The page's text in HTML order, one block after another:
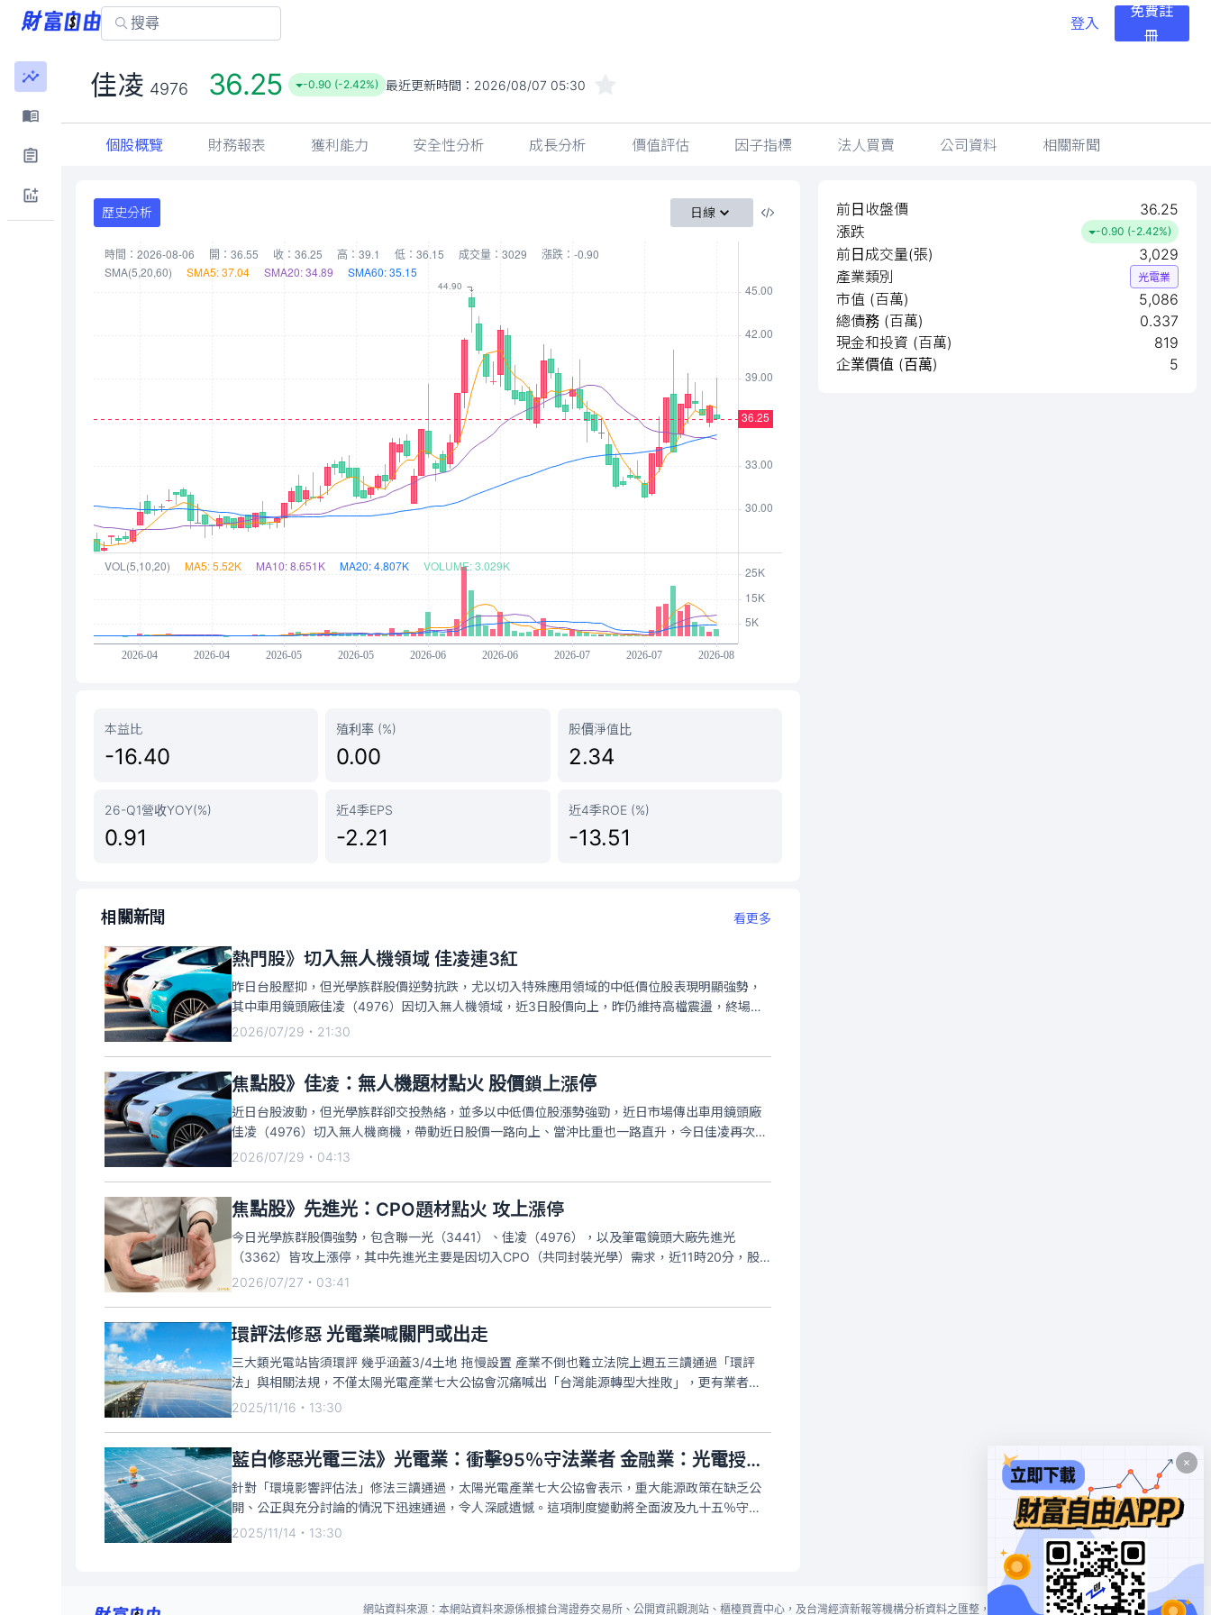
登入
免費註
冊
佳凌 4976 36.25 -0.90 (-2.42%) 最近更新時間： 2026/08/07 05:30
個股概覽 財務報表 獲利能力 安全性分析 成長分析 價值評估 因子指標 法人買賣 公司資料 相關新聞
歷史分析 日線
本益比
-16.40
殖利率 (%)
0.00
股價淨值比
2.34
26-Q1營收YOY(%)
0.91
近4季EPS
-2.21
近4季ROE (%)
-13.51
相關新聞 看更多
熱門股》切入無人機領域 佳凌連3紅
昨日台股壓抑，但光學族群股價逆勢抗跌，尤以切入特殊應用領域的中低價位股表現明顯強勢，
其中車用鏡頭廠佳凌（4976）因切入無人機領域，近3日股價向上，昨仍維持高檔震盪，終場收
在漲停價37.7元、上漲3.4元，成交量逾1.3萬張。佳凌近年營運較平淡，今年上半年累計營收
2026/07/29・21:30
焦點股》佳凌：無人機題材點火 股價鎖上漲停
近日台股波動，但光學族群卻交投熱絡，並多以中低價位股漲勢強勁，近日市場傳出車用鏡頭廠
佳凌（4976）切入無人機商機，帶動近日股價一路向上、當沖比重也一路直升，今日佳凌再次開
平走高，攻上漲停37.7元，近12時，佳凌股價上漲3.4元或9.91%，緊鎖漲停37.7元，成交量逾
2026/07/29・04:13
焦點股》先進光：CPO題材點火 攻上漲停
今日光學族群股價強勢，包含聯一光（3441）、佳凌（4976），以及筆電鏡頭大廠先進光
（3362）皆攻上漲停，其中先進光主要是因切入CPO（共同封裝光學）需求，近11時20分，股
價上漲15元，暫報漲停價165.5元，成交量逾5600張，漲停委買張數約為400張。
2026/07/27・03:41
環評法修惡 光電業喊關門或出走
三大類光電站皆須環評 幾乎涵蓋3/4土地 拖慢設置 產業不倒也難立法院上週五三讀通過「環評
法」與相關法規，不僅太陽光電產業七大公協會沉痛喊出「台灣能源轉型大挫敗」，更有業者私
下表示，這等於逼光電業者只有兩條路可選，不是出走、就是關門，產業淪為政治鬥爭下的犧牲
2025/11/16・13:30
藍白修惡光電三法》光電業：衝擊95％守法業者 金融業：光電授信先喊停
針對「環境影響評估法」修法三讀通過，太陽光電產業七大公協會表示，重大能源政策在缺乏公
開、公正與充分討論的情況下迅速通過，令人深感遺憾。這項制度變動將全面波及九十五％守法
業者，使台灣綠電新增量大幅放緩，RE100企業勢必面臨綠電稀缺與成本墊高的壓力，進而衝擊
2025/11/14・13:30
前日收盤價
36.25
漲跌
-0.90 (-2.42%)
前日成交量(張)
3,029
產業類別
光電業
市值 (百萬)
5,086
總債務 (百萬)
0.337
現金和投資 (百萬)
819
企業價值 (百萬)
5
網站資料來源：本網站資料來源係根據台灣證券交易所、公開資訊觀測站、櫃檯買賣中心，及台灣經濟新報等機構分析資料之匯整，本網站對投資人買賣不作任何建議或暗